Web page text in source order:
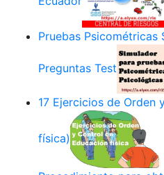
Pruebas Psicométricas
Preguntas Test
17 Ejercicios de Orden
física)